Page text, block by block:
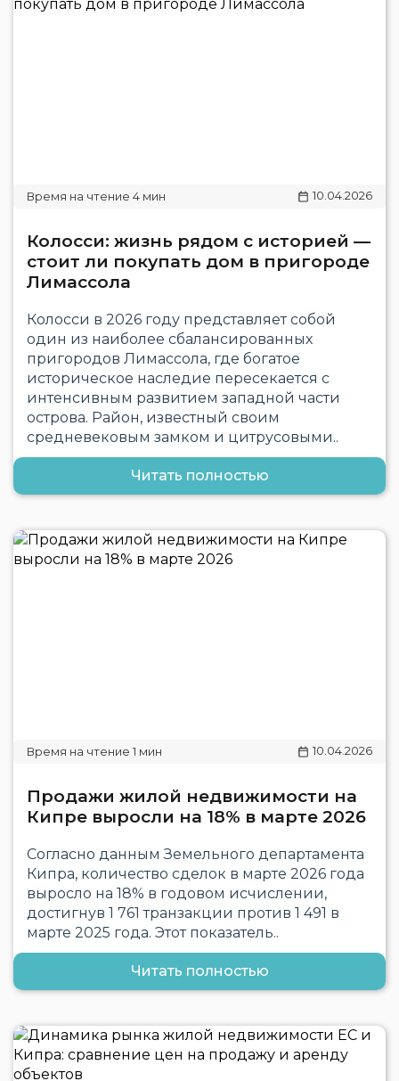
10.04.2026
Колосси: жизнь рядом с историей —
стоит ли покупать дом в пригороде
Лимассола
Колосси в 2026 году представляет собой
один из наиболее сбалансированных
пригородов Лимассола, где богатое
историческое наследие пересекается с
интенсивным развитием западной части
острова. Район, известный своим
средневековым замком и цитрусовыми..
Читать полностью
10.04.2026
Продажи жилой недвижимости на
Кипре выросли на 18% в марте 2026
Согласно данным Земельного департамента
Кипра, количество сделок в марте 2026 года
выросло на 18% в годовом исчислении,
достигнув 1 761 транзакции против 1 491 в
марте 2025 года. Этот показатель..
Читать полностью